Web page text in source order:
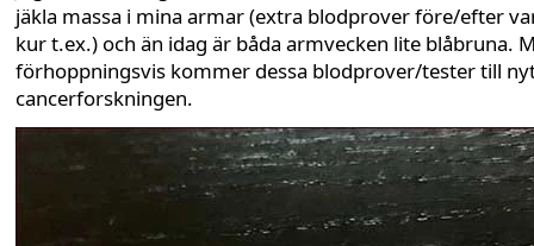
jäkla massa i mina armar (extra blodprover före/efter
kur t.ex.) och än idag är båda armvecken lite blåbruna.
förhoppningsvis kommer dessa blodprover/tester till
cancerforskningen.